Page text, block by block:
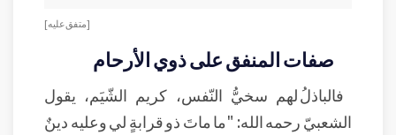
[متفق عليه]
صفات المنفق على ذوي الأرحام
فالباذلُ لهم سخيُّ النّفس، كريم الشّيَم، يقول
الشعبيّ رحمه الله: "ما ماتَ ذو قرابةٍ لي وعليه دينٌ